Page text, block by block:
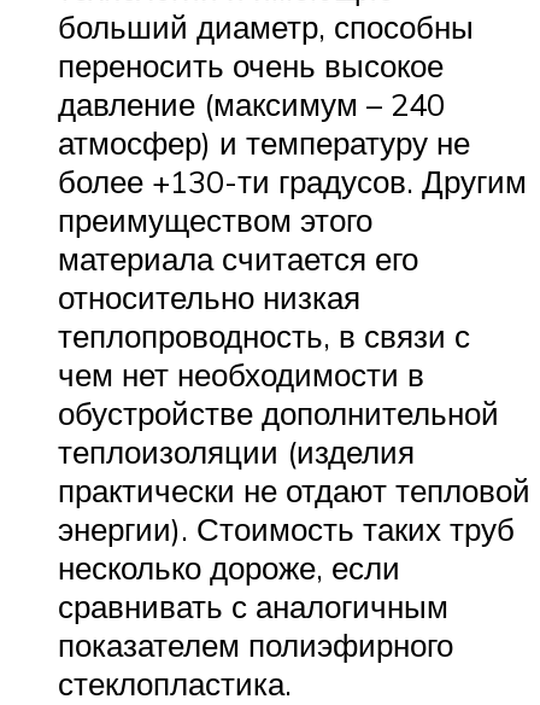
больший диаметр, способны
переносить очень высокое
давление (максимум – 240
атмосфер) и температуру не
более +130-ти градусов. Другим
преимуществом этого
материала считается его
относительно низкая
теплопроводность, в связи с
чем нет необходимости в
обустройстве дополнительной
теплоизоляции (изделия
практически не отдают тепловой
энергии). Стоимость таких труб
несколько дороже, если
сравнивать с аналогичным
показателем полиэфирного
стеклопластика.